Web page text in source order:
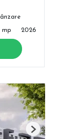
mp 2026
Next